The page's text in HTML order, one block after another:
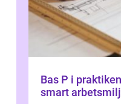
Bas P i
smart